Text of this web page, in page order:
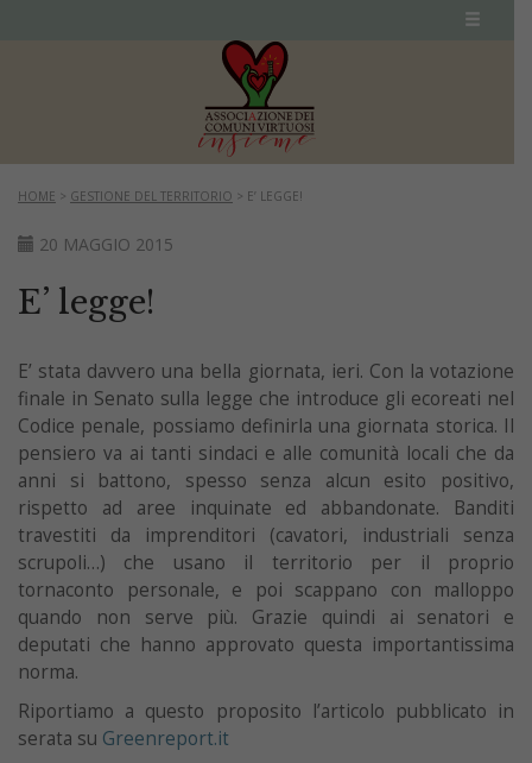
HOME > GESTIONE DEL TERRITORIO > E’ LEGGE!
20 MAGGIO 2015
E’ legge!
E’ stata davvero una bella giornata, ieri. Con la votazione
finale in Senato sulla legge che introduce gli ecoreati nel
Codice penale, possiamo definirla una giornata storica. Il
pensiero va ai tanti sindaci e alle comunità locali che da
anni si battono, spesso senza alcun esito positivo,
rispetto ad aree inquinate ed abbandonate. Banditi
travestiti da imprenditori (cavatori, industriali senza
scrupoli…) che usano il territorio per il proprio
tornaconto personale, e poi scappano con malloppo
quando non serve più. Grazie quindi ai senatori e
deputati che hanno approvato questa importantissima
norma.
Riportiamo a questo proposito l’articolo pubblicato in
serata su Greenreport.it